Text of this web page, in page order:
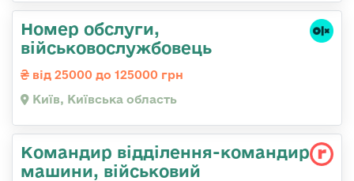
Номер обслуги,
військовослужбовець
від 25000 до 125000 грн
Київ, Київська область
Командир відділення-командир
машини, військовий